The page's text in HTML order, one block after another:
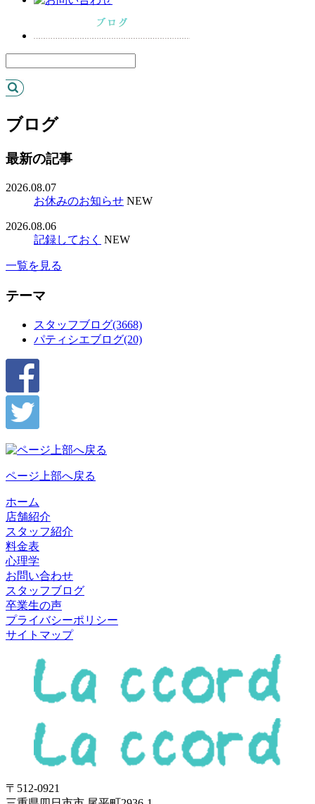
ブログ
最新の記事
2026.08.07
お休みのお知らせ NEW
2026.08.06
記録しておく NEW
一覧を見る
テーマ
スタッフブログ(3668)
パティシエブログ(20)
ページ上部へ戻る
ホーム
店舗紹介
スタッフ紹介
料金表
心理学
お問い合わせ
スタッフブログ
卒業生の声
プライバシーポリシー
サイトマップ
〒512-0921